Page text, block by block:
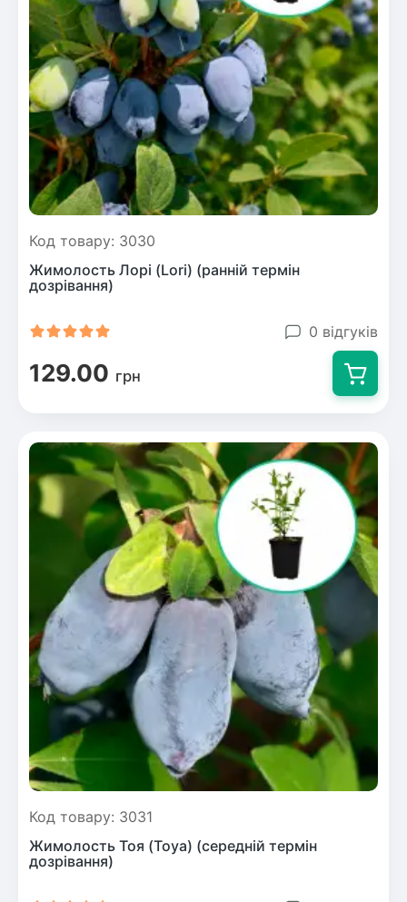
Код товару: 3030
Жимолость Лорі (Lori) (ранній термін
дозрівання)
0 відгуків
129.00 грн
Код товару: 3031
Жимолость Тоя (Toya) (середній термін
дозрівання)